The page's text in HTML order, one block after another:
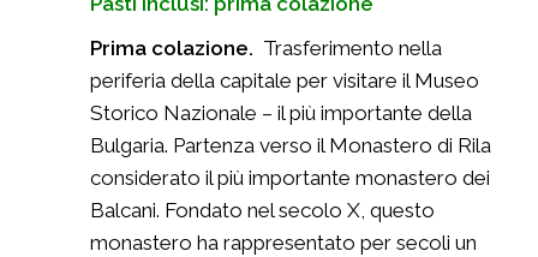
Prima colazione. Trasferimento nella
periferia della capitale per visitare il Museo
Storico Nazionale – il più importante della
Bulgaria. Partenza verso il Monastero di Rila
considerato il più importante monastero dei
Balcani. Fondato nel secolo X, questo
monastero ha rappresentato per secoli un